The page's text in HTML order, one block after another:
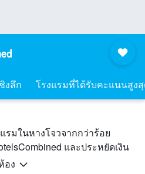
งลึก โรงแรมที่ได้รับคะแนนสูง
รมในหางโจวจากกว่าร้อย
และประหยัดเงิน
อง